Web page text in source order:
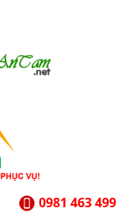
0981 463 499